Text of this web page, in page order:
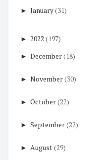
► January(31)
► 2022 (197)
► December(18)
► November(30)
► October(22)
► September(22)
► August(29)